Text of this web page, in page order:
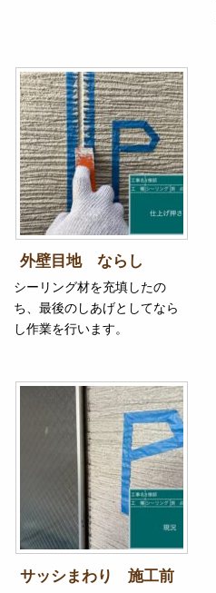
外壁目地 ならし
シーリング材を充填したの
ち、最後のしあげとしてなら
し作業を行います。
サッシまわり 施工前